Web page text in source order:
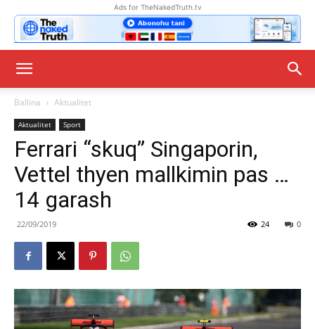
Ads for TheNakedTruth.tv
Ballina Aktualitet
Aktualitet Sport
Ferrari “skuq” Singaporin,
Vettel thyen mallkimin pas …
14 garash
22/09/2019 0
24